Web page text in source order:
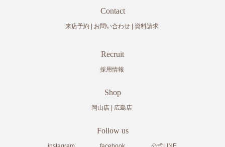
Contact
来店予約 お問い合わせ 資料請求
Recruit
採用情報
Shop
岡山店 広島店
Follow us